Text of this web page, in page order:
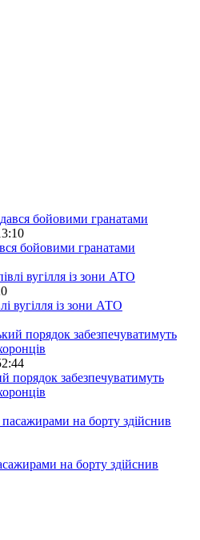
бойовими гранатами
вугілля із зони АТО
порядок забезпечуватимуть
на борту здійснив